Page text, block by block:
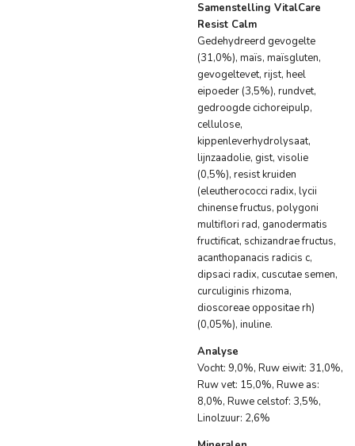
Samenstelling VitalCare
Resist Calm
Gedehydreerd gevogelte
(31,0%), maïs, maïsgluten,
gevogeltevet, rijst, heel
eipoeder (3,5%), rundvet,
gedroogde cichoreipulp,
cellulose,
kippenleverhydrolysaat,
lijnzaadolie, gist, visolie
(0,5%), resist kruiden
(eleutherococci radix, lycii
chinense fructus, polygoni
multiflori rad, ganodermatis
fructificat, schizandrae fructus,
acanthopanacis radicis c,
dipsaci radix, cuscutae semen,
curculiginis rhizoma,
dioscoreae oppositae rh)
(0,05%), inuline.
Analyse
Vocht: 9,0%, Ruw eiwit: 31,0%,
Ruw vet: 15,0%, Ruwe as:
8,0%, Ruwe celstof: 3,5%,
Linolzuur: 2,6%